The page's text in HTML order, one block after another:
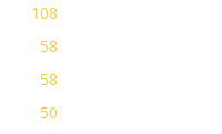
108
58
58
50